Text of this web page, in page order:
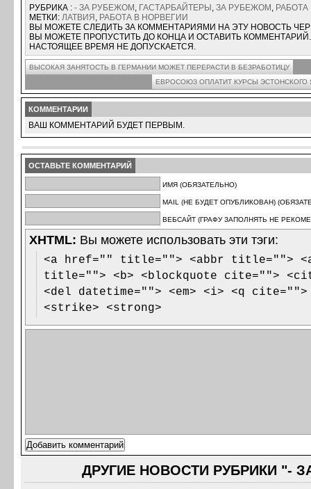
РУБРИКА : - ЗА РУБЕЖОМ , ГАСТАРБАЙТЕРЫ , ЗА РУБЕЖОМ , РАБОТА
МЕТКИ: ЛАТВИЯ , РАБОТА В НОРВЕГИИ
ВЫ МОЖЕТЕ СЛЕДИТЬ ЗА КОММЕНТАРИЯМИ НА ЭТУ НОВОСТЬ
ВЫ МОЖЕТЕ ПРОПУСТИТЬ ДО КОНЦА И ОСТАВИТЬ
НАСТОЯЩЕЕ ВРЕМЯ НЕ ДОПУСКАЕТСЯ.
ВЫСОКАЯ ЗАНЯТОСТЬ В ГЕРМАНИИ МОЖЕТ ПЕРЕРАСТИ В БЕЗРАБОТИЦУ
ЕВРОСОЮЗ ОПЛАТИТ КУРСЫ ЭСТОНСКОГО
КОММЕНТАРИИ
ВАШ КОММЕНТАРИЙ БУДЕТ ПЕРВЫМ.
ОСТАВЬТЕ КОММЕНТАРИЙ
ИМЯ (ОБЯЗАТЕЛЬНО)
MAIL (НЕ БУДЕТ ОПУБЛИКОВАН)
ВЕБСАЙТ (ГРАФУ ЗАПОЛНЯТЬ НЕ
XHTML: Вы можете использовать эти тэги:
<a href="" title=""> <abbr title="">
title=""> <b> <blockquote cite="">
<del datetime=""> <em> <i> <q cite="">
<strike> <strong>
ДРУГИЕ НОВОСТИ РУБРИКИ "-